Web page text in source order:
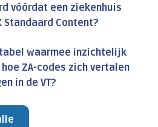
vóórdat een ziekenhuis
Standaard Content?
waarmee inzichtelijk
ZA-codes zich vertalen
in de VT?